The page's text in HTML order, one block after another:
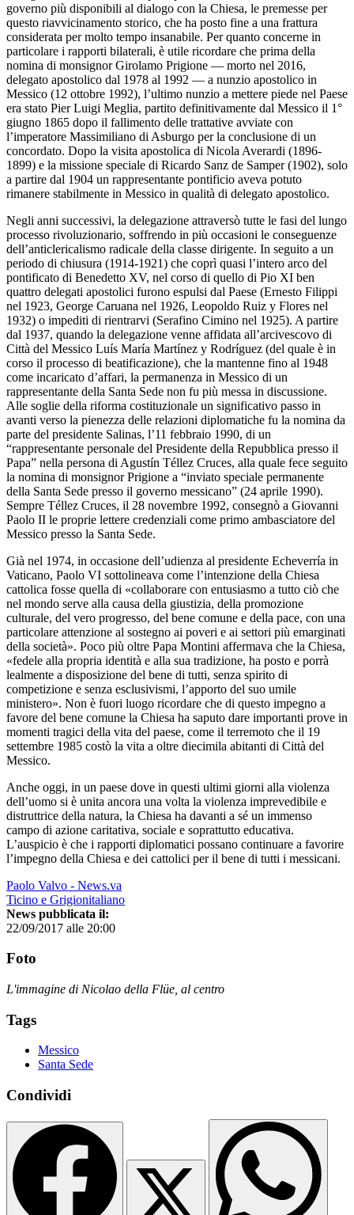
governo più disponibili al dialogo con la Chiesa, le premesse per
questo riavvicinamento storico, che ha posto fine a una frattura
considerata per molto tempo insanabile. Per quanto concerne in
particolare i rapporti bilaterali, è utile ricordare che prima della
nomina di monsignor Girolamo Prigione — morto nel 2016,
delegato apostolico dal 1978 al 1992 — a nunzio apostolico in
Messico (12 ottobre 1992), l’ultimo nunzio a mettere piede nel Paese
era stato Pier Luigi Meglia, partito definitivamente dal Messico il 1°
giugno 1865 dopo il fallimento delle trattative avviate con
l’imperatore Massimiliano di Asburgo per la conclusione di un
concordato. Dopo la visita apostolica di Nicola Averardi (1896-
1899) e la missione speciale di Ricardo Sanz de Samper (1902), solo
a partire dal 1904 un rappresentante pontificio aveva potuto
rimanere stabilmente in Messico in qualità di delegato apostolico.
Negli anni successivi, la delegazione attraversò tutte le fasi del lungo
processo rivoluzionario, soffrendo in più occasioni le conseguenze
dell’anticlericalismo radicale della classe dirigente. In seguito a un
periodo di chiusura (1914-1921) che coprì quasi l’intero arco del
pontificato di Benedetto XV, nel corso di quello di Pio XI ben
quattro delegati apostolici furono espulsi dal Paese (Ernesto Filippi
nel 1923, George Caruana nel 1926, Leopoldo Ruiz y Flores nel
1932) o impediti di rientrarvi (Serafino Cimino nel 1925). A partire
dal 1937, quando la delegazione venne affidata all’arcivescovo di
Città del Messico Luís María Martínez y Rodríguez (del quale è in
corso il processo di beatificazione), che la mantenne fino al 1948
come incaricato d’affari, la permanenza in Messico di un
rappresentante della Santa Sede non fu più messa in discussione.
Alle soglie della riforma costituzionale un significativo passo in
avanti verso la pienezza delle relazioni diplomatiche fu la nomina da
parte del presidente Salinas, l’11 febbraio 1990, di un
“rappresentante personale del Presidente della Repubblica presso il
Papa” nella persona di Agustín Téllez Cruces, alla quale fece seguito
la nomina di monsignor Prigione a “inviato speciale permanente
della Santa Sede presso il governo messicano” (24 aprile 1990).
Sempre Téllez Cruces, il 28 novembre 1992, consegnò a Giovanni
Paolo II le proprie lettere credenziali come primo ambasciatore del
Messico presso la Santa Sede.
Già nel 1974, in occasione dell’udienza al presidente Echeverría in
Vaticano, Paolo VI sottolineava come l’intenzione della Chiesa
cattolica fosse quella di «collaborare con entusiasmo a tutto ciò che
nel mondo serve alla causa della giustizia, della promozione
culturale, del vero progresso, del bene comune e della pace, con una
particolare attenzione al sostegno ai poveri e ai settori più emarginati
della società». Poco più oltre Papa Montini affermava che la Chiesa,
«fedele alla propria identità e alla sua tradizione, ha posto e porrà
lealmente a disposizione del bene di tutti, senza spirito di
competizione e senza esclusivismi, l’apporto del suo umile
ministero». Non è fuori luogo ricordare che di questo impegno a
favore del bene comune la Chiesa ha saputo dare importanti prove in
momenti tragici della vita del paese, come il terremoto che il 19
settembre 1985 costò la vita a oltre diecimila abitanti di Città del
Messico.
Anche oggi, in un paese dove in questi ultimi giorni alla violenza
dell’uomo si è unita ancora una volta la violenza imprevedibile e
distruttrice della natura, la Chiesa ha davanti a sé un immenso
campo di azione caritativa, sociale e soprattutto educativa.
L’auspicio è che i rapporti diplomatici possano continuare a favorire
l’impegno della Chiesa e dei cattolici per il bene di tutti i messicani.
Paolo Valvo - News.va
Ticino e Grigionitaliano
News pubblicata il:
22/09/2017 alle 20:00
Foto
L'immagine di Nicolao della Flüe, al centro
Tags
Messico
Santa Sede
Condividi